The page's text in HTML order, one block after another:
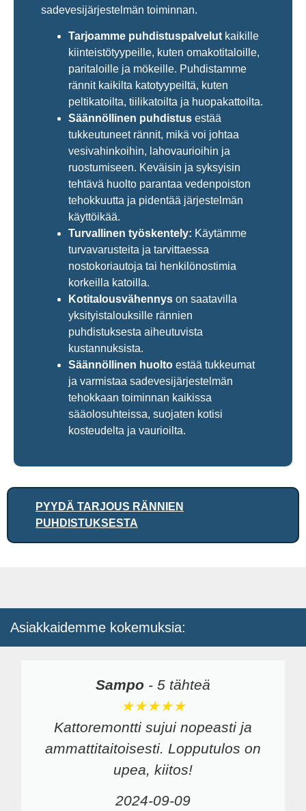
sadevesijärjestelmän toiminnan.
Tarjoamme puhdistuspalvelut kaikille
kiinteistötyypeille, kuten omakotitaloille,
paritaloille ja mökeille. Puhdistamme
rännit kaikilta katotyypeiltä, kuten
peltikatoilta, tiilikatoilta ja huopakattoilta.
Säännöllinen puhdistus estää
tukkeutuneet rännit, mikä voi johtaa
vesivahinkoihin, lahovaurioihin ja
ruostumiseen. Keväisin ja syksyisin
tehtävä huolto parantaa vedenpoiston
tehokkuutta ja pidentää järjestelmän
käyttöikää.
Turvallinen työskentely: Käytämme
turvavarusteita ja tarvittaessa
nostokoriautoja tai henkilönostimia
korkeilla katoilla.
Kotitalousvähennys on saatavilla
yksityistalouksille rännien
puhdistuksesta aiheutuvista
kustannuksista.
Säännöllinen huolto estää tukkeumat
ja varmistaa sadevesijärjestelmän
tehokkaan toiminnan kaikissa
sääolosuhteissa, suojaten kotisi
kosteudelta ja vaurioilta.
PYYDÄ TARJOUS RÄNNIEN
PUHDISTUKSESTA
Asiakkaidemme kokemuksia:
Sampo - 5 tähteä
★★★★★
Kattoremontti sujui nopeasti ja
ammattitaitoisesti. Lopputulos on
upea, kiitos!
2024-09-09